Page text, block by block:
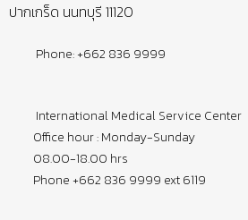
ปากเกร็ด นนทบุรี 11120
Phone: +662 836 9999
International Medical Service Center
Office hour : Monday-Sunday
08.00-18.00 hrs
Phone +662 836 9999 ext 6119